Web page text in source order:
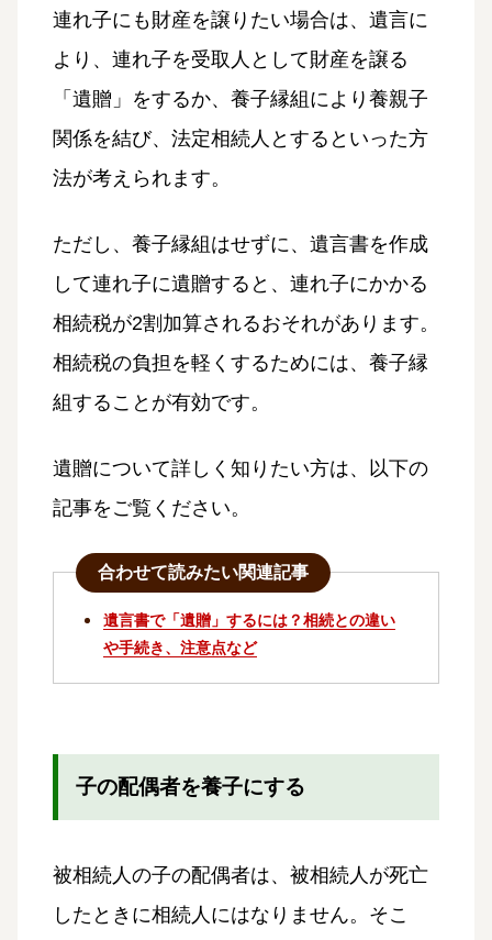
連れ子にも財産を譲りたい場合は、遺言に
より、連れ子を受取人として財産を譲る
「遺贈」をするか、養子縁組により養親子
関係を結び、法定相続人とするといった方
法が考えられます。
ただし、養子縁組はせずに、遺言書を作成
して連れ子に遺贈すると、連れ子にかかる
相続税が2割加算されるおそれがあります。
相続税の負担を軽くするためには、養子縁
組することが有効です。
遺贈について詳しく知りたい方は、以下の
記事をご覧ください。
合わせて読みたい関連記事
遺言書で「遺贈」するには？相続との違い
や手続き、注意点など
子の配偶者を養子にする
被相続人の子の配偶者は、被相続人が死亡
したときに相続人にはなりません。そこ